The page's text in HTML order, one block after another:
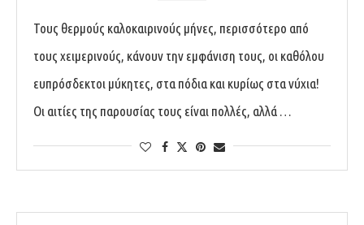
Τους θερμούς καλοκαιρινούς μήνες, περισσότερο από
τους χειμερινούς, κάνουν την εμφάνιση τους, οι καθόλου
ευπρόσδεκτοι μύκητες, στα πόδια και κυρίως στα νύχια!
Οι αιτίες της παρουσίας τους είναι πολλές, αλλά …